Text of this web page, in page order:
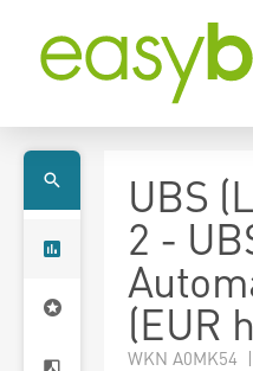
UBS
2 -
(EUR
WKN A0MK54